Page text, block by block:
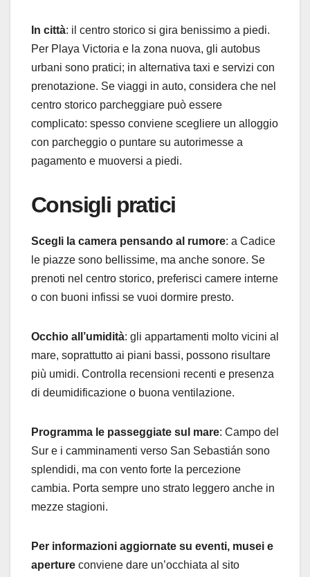
In città: il centro storico si gira benissimo a piedi.
Per Playa Victoria e la zona nuova, gli autobus
urbani sono pratici; in alternativa taxi e servizi con
prenotazione. Se viaggi in auto, considera che nel
centro storico parcheggiare può essere
complicato: spesso conviene scegliere un alloggio
con parcheggio o puntare su autorimesse a
pagamento e muoversi a piedi.
Consigli pratici
Scegli la camera pensando al rumore: a Cadice
le piazze sono bellissime, ma anche sonore. Se
prenoti nel centro storico, preferisci camere interne
o con buoni infissi se vuoi dormire presto.
Occhio all’umidità: gli appartamenti molto vicini al
mare, soprattutto ai piani bassi, possono risultare
più umidi. Controlla recensioni recenti e presenza
di deumidificazione o buona ventilazione.
Programma le passeggiate sul mare: Campo del
Sur e i camminamenti verso San Sebastián sono
splendidi, ma con vento forte la percezione
cambia. Porta sempre uno strato leggero anche in
mezze stagioni.
Per informazioni aggiornate su eventi, musei e
aperture conviene dare un’occhiata al sito